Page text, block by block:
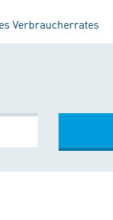
Verbraucherrates